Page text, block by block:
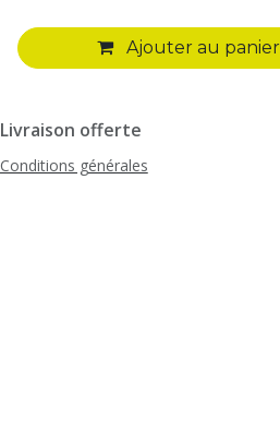
Ajouter au panier
Livraison offerte
Conditions générales